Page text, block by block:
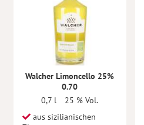
Walcher Limoncello 25%
0.70
0,7 l
25 % Vol.
aus sizilianischen